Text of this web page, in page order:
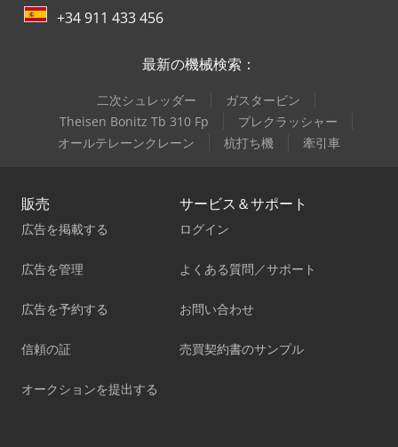
+34 911 433 456
最新の機械検索：
二次シュレッダー
ガスタービン
Theisen Bonitz Tb 310 Fp
プレクラッシャー
オールテレーンクレーン
杭打ち機 牽引車
販売
広告を掲載する
広告を管理
広告を予約する
信頼の証
オークションを提出する
サービス＆サポート
ログイン
よくある質問／サポート
お問い合わせ
売買契約書のサンプル